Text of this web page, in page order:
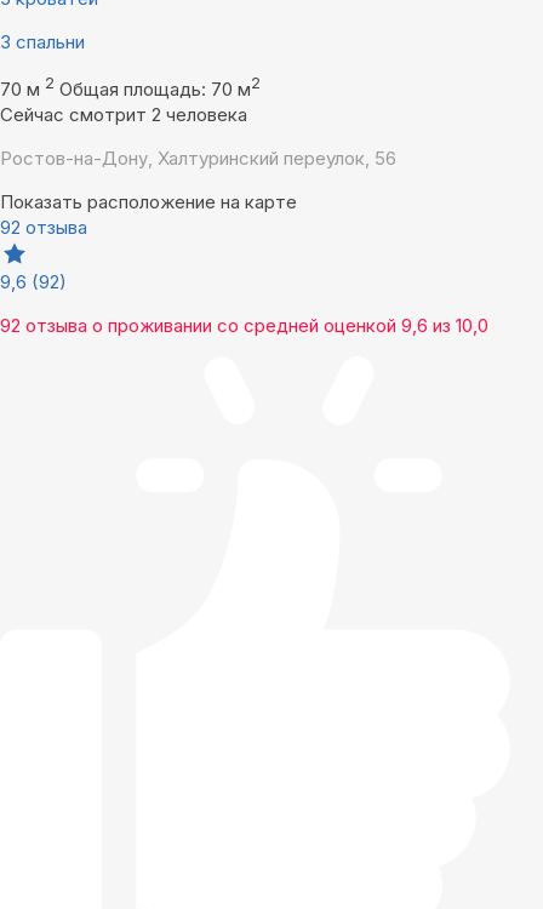
3 спальни
70 м 2 Общая площадь: 70 м2
Сейчас смотрит 2 человека
Ростов-на-Дону, Халтуринский переулок, 56
Показать расположение на карте
92 отзыва
9,6 (92)
92 отзыва о проживании со средней оценкой 9,6 из 10,0